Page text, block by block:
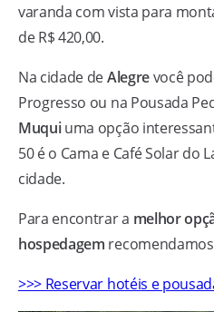
varanda com vista para
de R$ 420,00.
Na cidade deAlegrevocê
Progresso ou na Pousada
Muquiuma opção
50 é o Cama e Café Solar do
cidade.
Para encontrar a melhor
hospedagem
>>> Reservar hotéis e